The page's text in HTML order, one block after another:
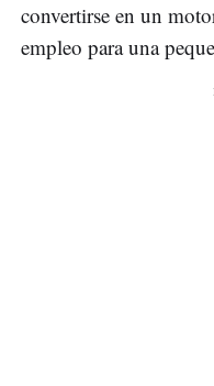
convertirse en un
empleo para una